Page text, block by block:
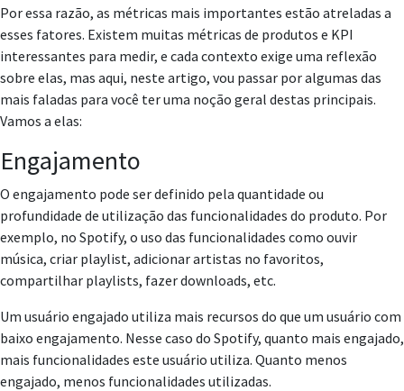
Por essa razão, as métricas mais importantes estão atreladas a
esses fatores. Existem muitas métricas de produtos e KPI
interessantes para medir, e cada contexto exige uma reflexão
sobre elas, mas aqui, neste artigo, vou passar por algumas das
mais faladas para você ter uma noção geral destas principais.
Vamos a elas:
Engajamento
O engajamento pode ser definido pela quantidade ou
profundidade de utilização das funcionalidades do produto. Por
exemplo, no Spotify, o uso das funcionalidades como ouvir
música, criar playlist, adicionar artistas no favoritos,
compartilhar playlists, fazer downloads, etc.
Um usuário engajado utiliza mais recursos do que um usuário com
baixo engajamento. Nesse caso do Spotify, quanto mais engajado,
mais funcionalidades este usuário utiliza. Quanto menos
engajado, menos funcionalidades utilizadas.